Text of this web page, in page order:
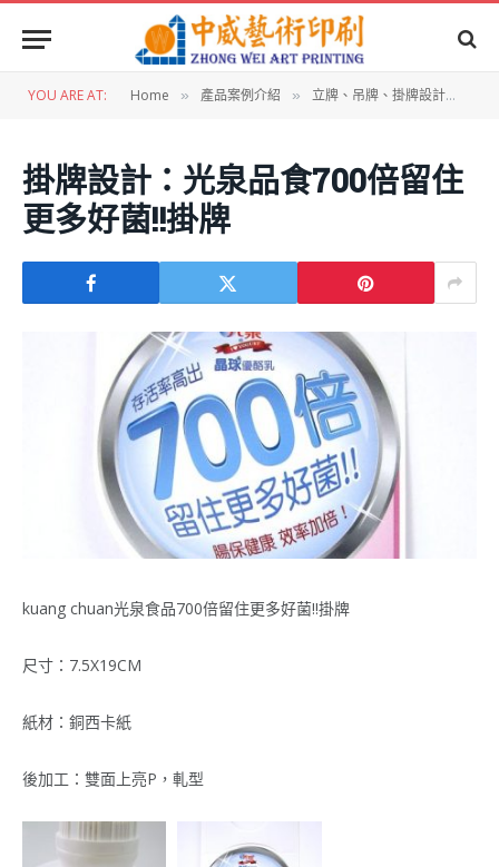
YOU ARE AT: Home » 產品案例介紹 » 立牌、吊牌、掛牌設計
掛牌設計：光泉品食700倍留住
更多好菌!!掛牌
kuang chuan光泉食品700倍留住更多好菌!!掛牌
尺寸：7.5X19CM
紙材：銅西卡紙
後加工：雙面上亮P，軋型